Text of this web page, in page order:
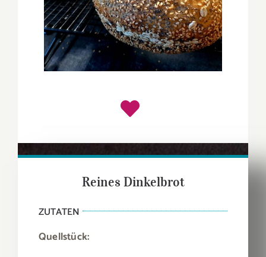
Reines Dinkelbrot
ZUTATEN
Quellstück: